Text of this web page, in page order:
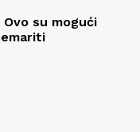
su mogući